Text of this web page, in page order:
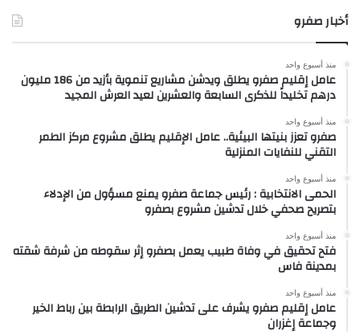
أخبار صفرو
منذ أسبوع واحد
عامل إقليم صفرو يطلق ويدشن مشاريع تنموية بأزيد من 186 مليون
درهم تخليداً للذكرى السابعة والعشرين لعيد العرش المجيد
منذ أسبوع واحد
صفرو تعزز بنيتها البيئية.. عامل الإقليم يطلق مشروع مركز الطمر
التقني للنفايات المنزلية
منذ أسبوع واحد
الحمى الانتخابية : رئيس جماعة صفرو يمنع مسؤول من الإدلاء
بتصريح صحفي خلال تدشين مشروع بصفرو
منذ أسبوع واحد
فتح تحقيق في وفاة طبيب يعمل بصفرو إثر سقوطه من شرفة شقته
بمدينة فاس
منذ أسبوع واحد
عامل إقليم صفرو يشرف على تدشين الطريق الرابطة بين رباط الخير
وجماعة إغزران